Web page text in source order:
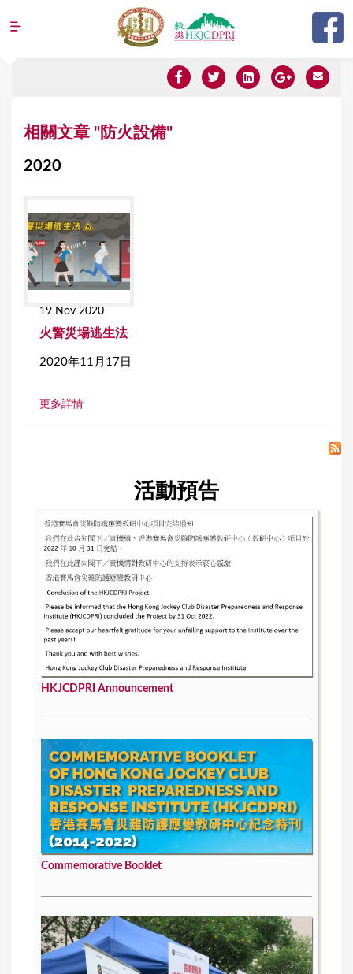
Jump to navigation
相關文章 "防火設備"
2020
19 Nov 2020
火警災場逃生法
2020年11月17日
更多詳情
活動預告
HKJCDPRI Announcement
Commemorative Booklet